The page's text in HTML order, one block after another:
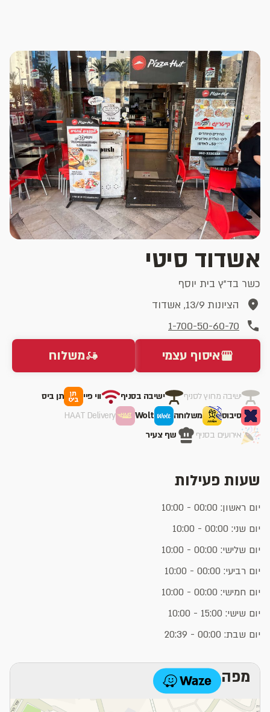
אשדוד סיטי
כשר בד"ץ בית יוסף
הציונות 13/9, אשדוד
1-700-50-60-70
איסוף עצמי משלוח
ישיבה מחוץ לסניף ישיבה בסניף ווי פיי
תן ביס
סיבוס
משלוחה Wolt
HAAT Delivery
אירועים בסניף
שף צעיר
שעות פעילות
יום ראשון: 00:00 - 10:00
יום שני: 00:00 - 10:00
יום שלישי: 00:00 - 10:00
יום רביעי: 00:00 - 10:00
יום חמישי: 00:00 - 10:00
יום שישי: 15:00 - 10:00
יום שבת: 00:00 - 20:39
מפה